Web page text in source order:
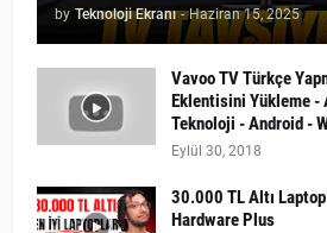
by Teknoloji Ekranı - Haziran 15, 2025
Vavoo TV Türkçe
Eklentisini Yükleme -
Teknoloji - Android -
Eylül 30, 2018
30.000 TL Altı
Hardware Plus